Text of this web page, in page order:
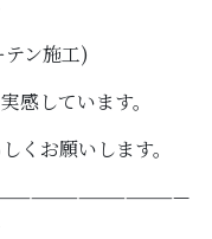
ン施工)
感しています。
くお願いします。